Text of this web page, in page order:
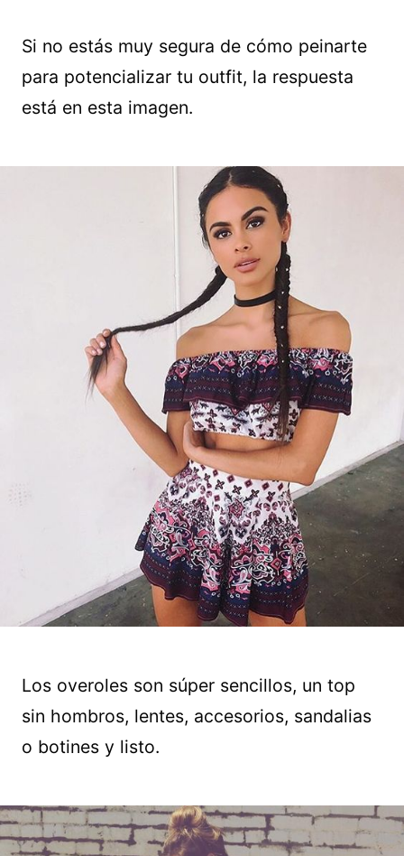
Si no estás muy segura de cómo peinarte
para potencializar tu outfit, la respuesta
está en esta imagen.
Los overoles son súper sencillos, un top
sin hombros, lentes, accesorios, sandalias
o botines y listo.